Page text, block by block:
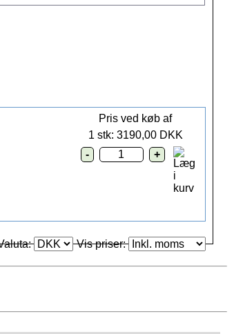
Pris ved køb af
1 stk: 3190,00 DKK
Vis priser: